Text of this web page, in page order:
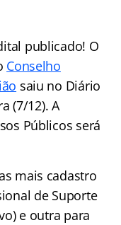
publicado! O
Conselho
saiu no Diário
(7/12). A
Públicos será
mais cadastro
de Suporte
e outra para